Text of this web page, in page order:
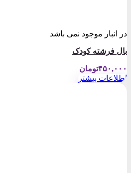
در انبار موجود نمی باشد
بال فرشته کودک
۴۵۰,۰۰۰تومان
اطلاعات بیشتر